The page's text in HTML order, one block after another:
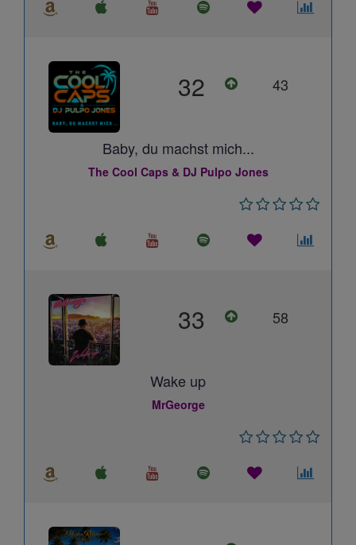
32 43
Baby, du machst mich...
The Cool Caps & DJ Pulpo Jones
33 58
Wake up
MrGeorge